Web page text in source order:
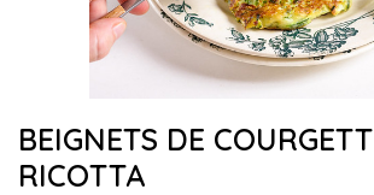
BEIGNETS DE
RICOTTA